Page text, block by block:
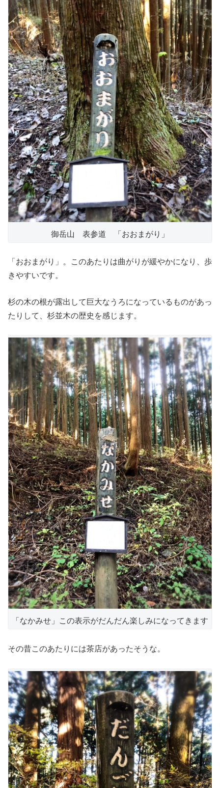
御岳山 表参道 「おおまがり」
「おおまがり」。このあたりは曲がりが緩やかになり、歩
きやすいです。
杉の木の根が露出して巨大なうろになっているものがあっ
たりして、杉並木の歴史を感じます。
「なかみせ」この表示がだんだん楽しみになってきます
その昔このあたりには茶店があったそうな。